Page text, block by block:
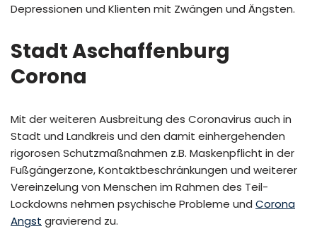
Depressionen und Klienten mit Zwängen und Ängsten.
Stadt Aschaffenburg
Corona
Mit der weiteren Ausbreitung des Coronavirus auch in
Stadt und Landkreis und den damit einhergehenden
rigorosen Schutzmaßnahmen z.B. Maskenpflicht in der
Fußgängerzone, Kontaktbeschränkungen und weiterer
Vereinzelung von Menschen im Rahmen des Teil-
Lockdowns nehmen psychische Probleme und Corona
Angst gravierend zu.